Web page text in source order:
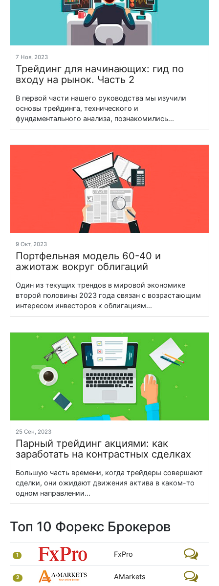
7 Ноя, 2023
Трейдинг для начинающих: гид по
входу на рынок. Часть 2
В первой части нашего руководства мы изучили
основы трейдинга, технического и
фундаментального анализа, познакомились...
9 Окт, 2023
Портфельная модель 60-40 и
ажиотаж вокруг облигаций
Один из текущих трендов в мировой экономике
второй половины 2023 года связан с возрастающим
интересом инвесторов к облигациям...
25 Сен, 2023
Парный трейдинг акциями: как
заработать на контрастных сделках
Большую часть времени, когда трейдеры совершают
сделки, они ожидают движения актива в каком-то
одном направлении...
Топ 10 Форекс Брокеров
1 FxPro
2 AMarkets